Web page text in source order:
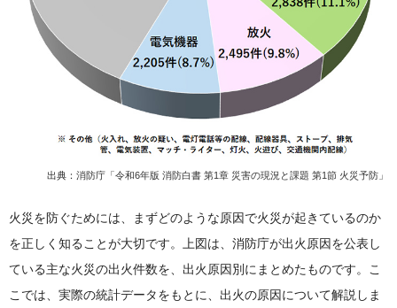
出典： 消防庁「令和6年版 消防白書 第1章 災害の現況と課題 第1節 火災予防」
火災を防ぐためには、まずどのような原因で火災が起きているのか
を正しく知ることが大切です。上図は、消防庁が出火原因を公表し
ている主な火災の出火件数を、出火原因別にまとめたものです。こ
こでは、実際の統計データをもとに、出火の原因について解説しま